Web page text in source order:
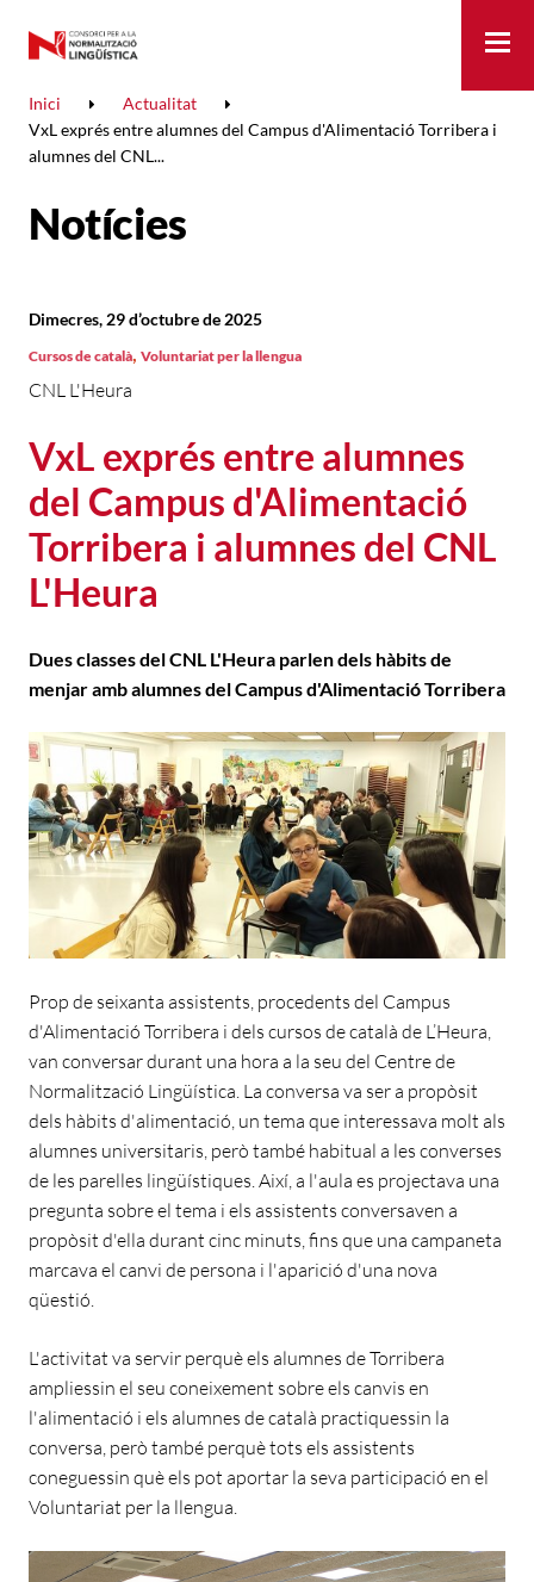
Inici
Actualitat
VxL exprés entre alumnes del Campus d'Alimentació Torribera i
alumnes del CNL...
Notícies
VxL exprés entre alumnes
del Campus d'Alimentació
Torribera i alumnes del CNL
L'Heura
CNL L'Heura
Dimecres, 29 d’octubre de 2025
Cursos de català, Voluntariat per la llengua
Dues classes del CNL L'Heura parlen dels hàbits de
menjar amb alumnes del Campus d'Alimentació Torribera
Prop de seixanta assistents, procedents del Campus
d'Alimentació Torribera i dels cursos de català de L’Heura,
van conversar durant una hora a la seu del Centre de
Normalització Lingüística. La conversa va ser a propòsit
dels hàbits d'alimentació, un tema que interessava molt als
alumnes universitaris, però també habitual a les converses
de les parelles lingüístiques. Així, a l'aula es projectava una
pregunta sobre el tema i els assistents conversaven a
propòsit d'ella durant cinc minuts, fins que una campaneta
marcava el canvi de persona i l'aparició d'una nova
qüestió.
L'activitat va servir perquè els alumnes de Torribera
ampliessin el seu coneixement sobre els canvis en
l'alimentació i els alumnes de català practiquessin la
conversa, però també perquè tots els assistents
coneguessin què els pot aportar la seva participació en el
Voluntariat per la llengua.